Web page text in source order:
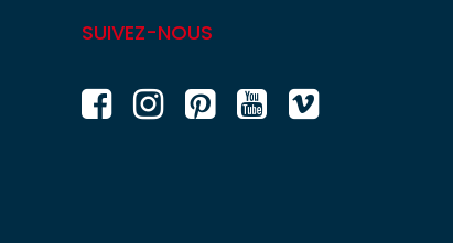
SUIVEZ-NOUS